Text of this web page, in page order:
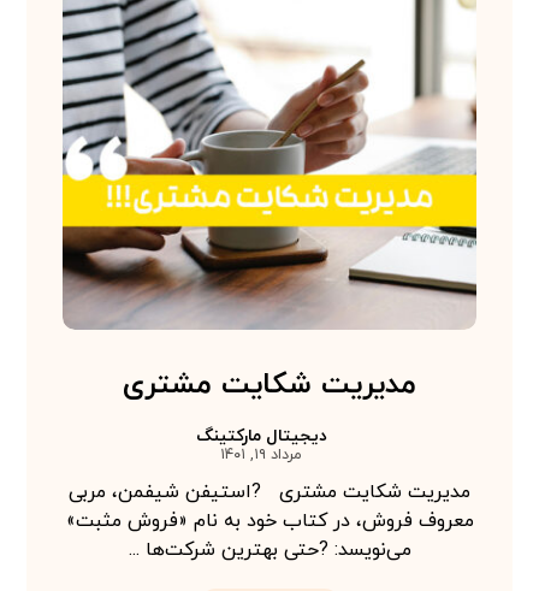
مدیریت شکایت مشتری
دیجیتال مارکتینگ
مرداد ۱۹, ۱۴۰۱
مدیریت شکایت مشتری ?استیفن شیفمن، مربی
معروف فروش، در کتاب خود به نام «فروش مثبت»
می‌نویسد: ?حتی بهترین شرکت‌ها ...